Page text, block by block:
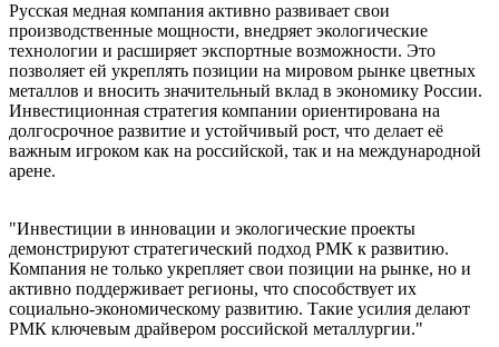
Русская медная компания активно развивает свои
производственные мощности, внедряет экологические
технологии и расширяет экспортные возможности. Это
позволяет ей укреплять позиции на мировом рынке цветных
металлов и вносить значительный вклад в экономику России.
Инвестиционная стратегия компании ориентирована на
долгосрочное развитие и устойчивый рост, что делает её
важным игроком как на российской, так и на международной
арене.
"Инвестиции в инновации и экологические проекты
демонстрируют стратегический подход РМК к развитию.
Компания не только укрепляет свои позиции на рынке, но и
активно поддерживает регионы, что способствует их
социально-экономическому развитию. Такие усилия делают
РМК ключевым драйвером российской металлургии."